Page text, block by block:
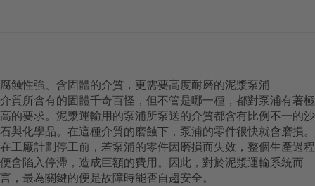
腐蝕性強、含固體的介質，更需要高度耐磨的泥漿泵浦
介質所含有的固體千奇百怪，但不管是哪一種，都對泵浦有著極
高的要求。泥漿運輸用的泵浦所泵送的介質都含有比例不一的沙
石與化學品。在這種介質的磨蝕下，泵浦的零件很快就會磨損。
在工廠計劃停工前，若泵浦的零件因磨損而失效，整個生產過程
便會陷入停滯，造成巨額的費用。因此，對於泥漿運輸系統而
言，最為關鍵的便是故障時能否自趨安全。